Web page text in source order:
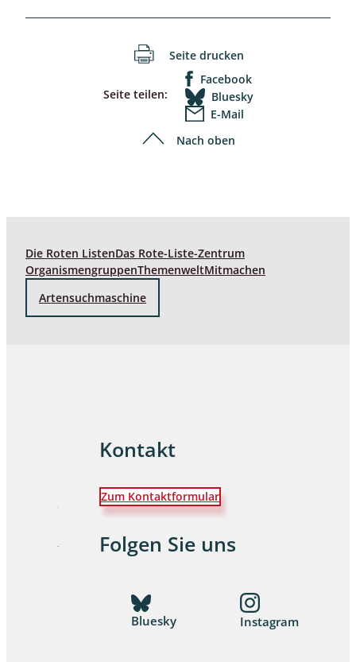
Seite drucken
Seite teilen:
Facebook
Bluesky
E-Mail
Nach oben
Die Roten ListenDas Rote-Liste-Zentrum
OrganismengruppenThemenweltMitmachen
Artensuchmaschine
Kontakt
Zum Kontaktformular
Folgen Sie uns
Bluesky Instagram